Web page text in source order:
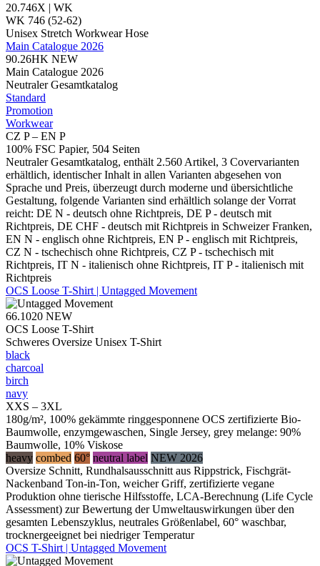
20.746X | WK
WK 746 (52-62)
Unisex Stretch Workwear Hose
Main Catalogue 2026
90.26HK NEW
Main Catalogue 2026
Neutraler Gesamtkatalog
Standard
Promotion
Workwear
CZ P – EN P
100% FSC Papier, 504 Seiten
Neutraler Gesamtkatalog, enthält 2.560 Artikel, 3 Covervarianten
erhältlich, identischer Inhalt in allen Varianten abgesehen von
Sprache und Preis, überzeugt durch moderne und übersichtliche
Gestaltung, folgende Varianten sind erhältlich solange der Vorrat
reicht: DE N - deutsch ohne Richtpreis, DE P - deutsch mit
Richtpreis, DE CHF - deutsch mit Richtpreis in Schweizer Franken,
EN N - englisch ohne Richtpreis, EN P - englisch mit Richtpreis,
CZ N - tschechisch ohne Richtpreis, CZ P - tschechisch mit
Richtpreis, IT N - italienisch ohne Richtpreis, IT P - italienisch mit
Richtpreis
OCS Loose T-Shirt | Untagged Movement
66.1020 NEW
OCS Loose T-Shirt
Schweres Oversize Unisex T-Shirt
black
charcoal
birch
navy
XXS – 3XL
180g/m², 100% gekämmte ringgesponnene OCS zertifizierte Bio-
Baumwolle, enzymgewaschen, Single Jersey, grey melange: 90%
Baumwolle, 10% Viskose
heavy combed 60° neutral label NEW 2026
Oversize Schnitt, Rundhalsausschnitt aus Rippstrick, Fischgrät-
Nackenband Ton-in-Ton, weicher Griff, zertifizierte vegane
Produktion ohne tierische Hilfsstoffe, LCA-Berechnung (Life Cycle
Assessment) zur Bewertung der Umweltauswirkungen über den
gesamten Lebenszyklus, neutrales Größenlabel, 60° waschbar,
trocknergeeignet bei niedriger Temperatur
OCS T-Shirt | Untagged Movement